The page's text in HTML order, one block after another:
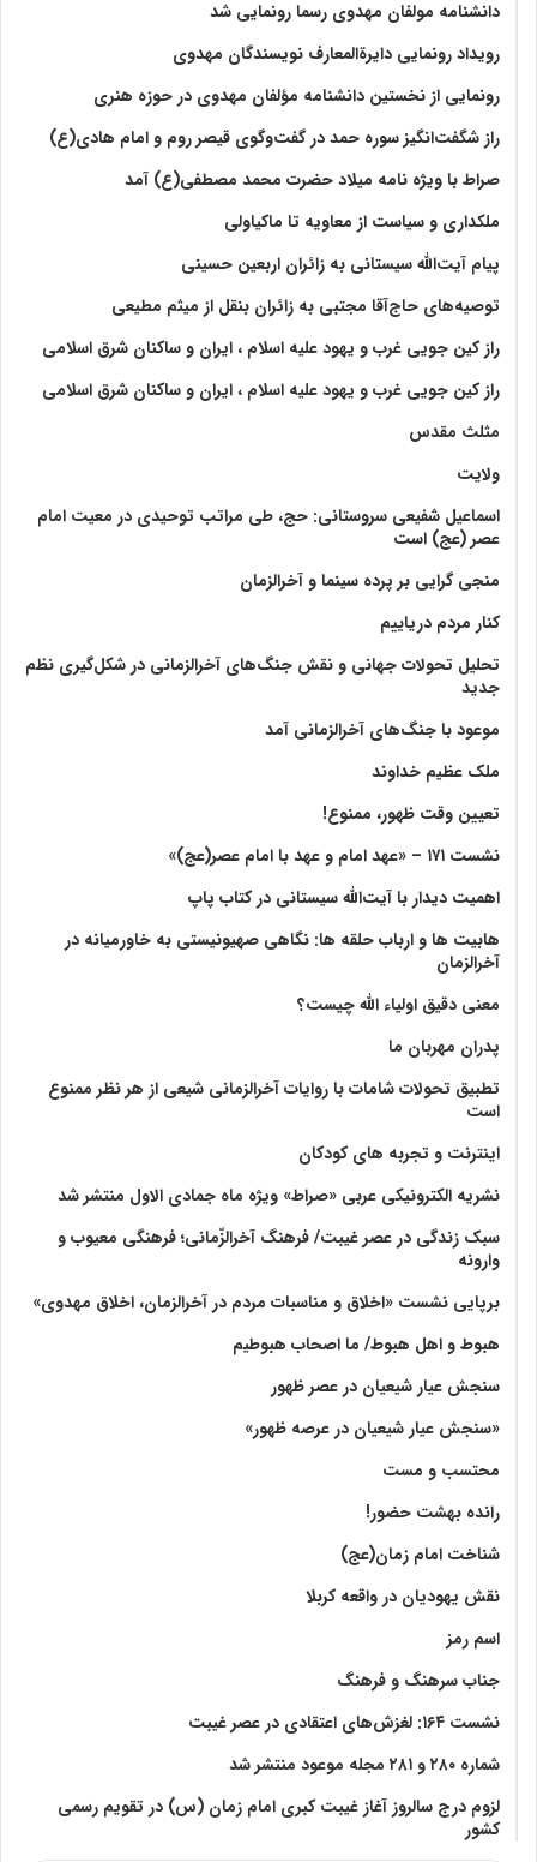
دانشنامه مولفان مهدوی رسما رونمایی شد
رویداد رونمایی دایرةالمعارف نویسندگان مهدوی
رونمایی از نخستین دانشنامه مؤلفان مهدوی در حوزه هنری
راز شگفت‌انگیز سوره حمد در گفت‌وگوی قیصر روم و امام هادی(ع)
صراط با ویژه نامه میلاد حضرت محمد مصطفی(ع) آمد
ملکداری و سیاست از معاویه تا ماکیاولی
پیام آیت‌الله سیستانی به زائران اربعین حسینی
توصیه‌های حاج‌آقا مجتبی به زائران بنقل از میثم مطیعی
راز کین جویی غرب و یهود علیه اسلام ، ایران و ساکنان شرق اسلامی
راز کین جویی غرب و یهود علیه اسلام ، ایران و ساکنان شرق اسلامی
مثلث مقدس
ولايت‏
اسماعیل شفیعی سروستانی: حج، طی مراتب توحیدی در معیت امام
عصر (عج) است
منجی گرایی بر پرده سینما و آخرالزمان
کنار مردم دریاییم
تحلیل تحولات جهانی و نقش جنگ‌های آخرالزمانی در شکل‌گیری نظم
جدید
موعود با جنگ‌های آخرالزمانی آمد
ملک عظیم خداوند
تعیین وقت ظهور، ممنوع!
نشست ۱۷۱ – «عهد امام و عهد با امام عصر(عج)»
اهمیت دیدار با آیت‌الله سیستانی در کتاب پاپ
هابیت ها و ارباب حلقه ها: نگاهی صهیونیستی به خاورمیانه در
آخرالزمان
معنی دقیق اولیاء الله چیست؟
پدران مهربان ما
تطبیق تحولات شامات با روایات آخرالزمانی شیعی از هر نظر ممنوع
است
اینترنت و تجربه های کودکان
نشریه الکترونیکی عربی «صراط» ویژه ماه جمادی الاول منتشر شد
سبک زندگی در عصر غیبت/ فرهنگ آخرالزّمانی؛ فرهنگی معیوب و
وارونه
برپایی نشست «اخلاق و مناسبات مردم در آخرالزمان، اخلاق مهدوی»
هبوط و اهل هبوط/ ما اصحاب هبوطیم
سنجش عیار شیعیان در عصر ظهور
«سنجش عیار شیعیان در عرصه ظهور»
محتسب و مست
رانده بهشت‌ حضور!
شناخت امام زمان(عج)
نقش یهودیان در واقعه کربلا
اسم رمز
جناب سرهنگ و فرهنگ
نشست ۱۶۴: لغزش‌های اعتقادی در عصر غیبت
شماره ۲۸۰ و ۲۸۱ مجله موعود منتشر شد
لزوم درج سالروز آغاز غیبت کبری امام زمان (س) در تقویم رسمی
کشور